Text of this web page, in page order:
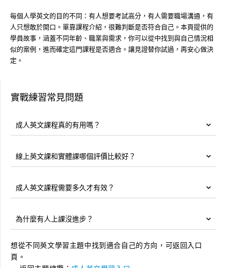
每個人學英文的目的不同：有人想要考試高分，有人需要職場溝通，有
人只想敢於開口。單靠課程介紹，很難判斷是否符合自己。本頁提供的
學員故事，涵蓋不同年齡、職業與需求，你可以從中找到與自己情況相
似的案例，進而確定這門課程是否適合。讓見證替你試過，再安心做決
定。
實戰練習常見問題
成人英文課程真的有用嗎？
線上英文課和實體課哪個評價比較好？
成人英文課程需要多久才有效？
為什麼有人上課沒進步？
想從不同英文學習主題中找到適合自己的方向，可返回入口
頁。